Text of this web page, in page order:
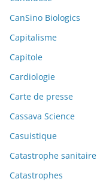
CanSino Biologics
Capitalisme
Capitole
Cardiologie
Carte de presse
Cassava Science
Casuistique
Catastrophe sanitaire
Catastrophes